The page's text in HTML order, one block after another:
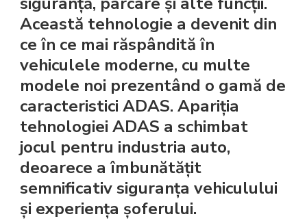
Această tehnologie a devenit din
ce în ce mai răspândită în
vehiculele moderne, cu multe
modele noi prezentând o gamă de
caracteristici ADAS. Apariția
tehnologiei ADAS a schimbat
jocul pentru industria auto,
deoarece a îmbunătățit
semnificativ siguranța vehiculului
și experiența șoferului.